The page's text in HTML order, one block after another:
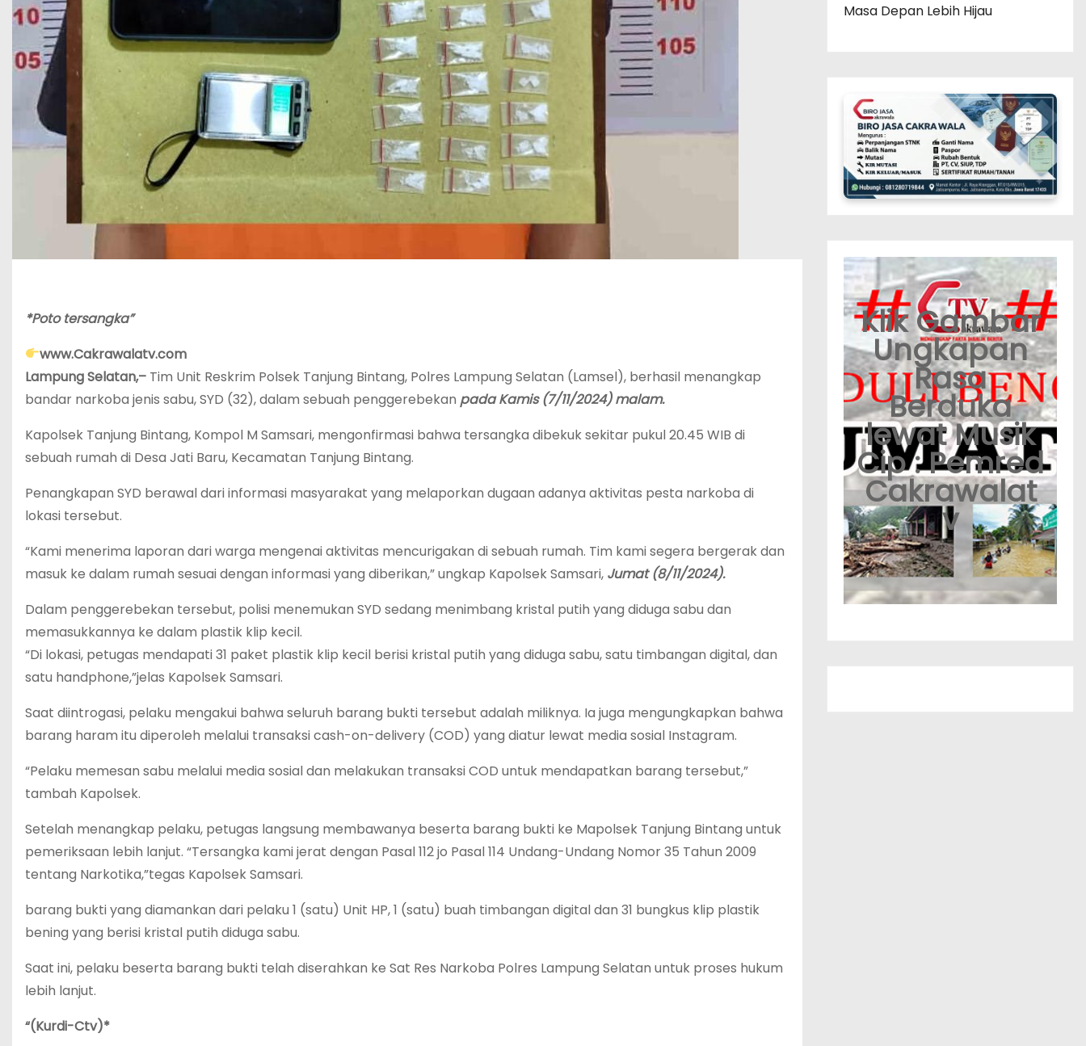
*Poto tersangka”
www.Cakrawalatv.com
Lampung Selatan,– Tim Unit Reskrim Polsek Tanjung Bintang, Polres Lampung Selatan (Lamsel), berhasil menangkap
bandar narkoba jenis sabu, SYD (32), dalam sebuah penggerebekan pada Kamis (7/11/2024) malam.
Kapolsek Tanjung Bintang, Kompol M Samsari, mengonfirmasi bahwa tersangka dibekuk sekitar pukul 20.45 WIB di
sebuah rumah di Desa Jati Baru, Kecamatan Tanjung Bintang.
Penangkapan SYD berawal dari informasi masyarakat yang melaporkan dugaan adanya aktivitas pesta narkoba di
lokasi tersebut.
“Kami menerima laporan dari warga mengenai aktivitas mencurigakan di sebuah rumah. Tim kami segera bergerak dan
masuk ke dalam rumah sesuai dengan informasi yang diberikan,” ungkap Kapolsek Samsari, Jumat (8/11/2024).
Dalam penggerebekan tersebut, polisi menemukan SYD sedang menimbang kristal putih yang diduga sabu dan
memasukkannya ke dalam plastik klip kecil.
“Di lokasi, petugas mendapati 31 paket plastik klip kecil berisi kristal putih yang diduga sabu, satu timbangan digital, dan
satu handphone,”jelas Kapolsek Samsari.
Saat diintrogasi, pelaku mengakui bahwa seluruh barang bukti tersebut adalah miliknya. Ia juga mengungkapkan bahwa
barang haram itu diperoleh melalui transaksi cash-on-delivery (COD) yang diatur lewat media sosial Instagram.
“Pelaku memesan sabu melalui media sosial dan melakukan transaksi COD untuk mendapatkan barang tersebut,”
tambah Kapolsek.
Setelah menangkap pelaku, petugas langsung membawanya beserta barang bukti ke Mapolsek Tanjung Bintang untuk
pemeriksaan lebih lanjut. “Tersangka kami jerat dengan Pasal 112 jo Pasal 114 Undang-Undang Nomor 35 Tahun 2009
tentang Narkotika,”tegas Kapolsek Samsari.
barang bukti yang diamankan dari pelaku 1 (satu) Unit HP, 1 (satu) buah timbangan digital dan 31 bungkus klip plastik
bening yang berisi kristal putih diduga sabu.
Saat ini, pelaku beserta barang bukti telah diserahkan ke Sat Res Narkoba Polres Lampung Selatan untuk proses hukum
lebih lanjut.
“(Kurdi-Ctv)*
Masa Depan Lebih Hijau
Klik Gambar
Ungkapan
Rasa
Berduka
lewat Musik
Cip : Pemred
Cakrawalat
v